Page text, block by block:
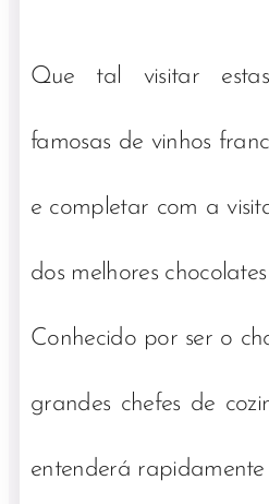
Que tal visitar
famosas de vinhos
e completar com a
dos melhores
Conhecido por ser o
grandes chefes de
entenderá